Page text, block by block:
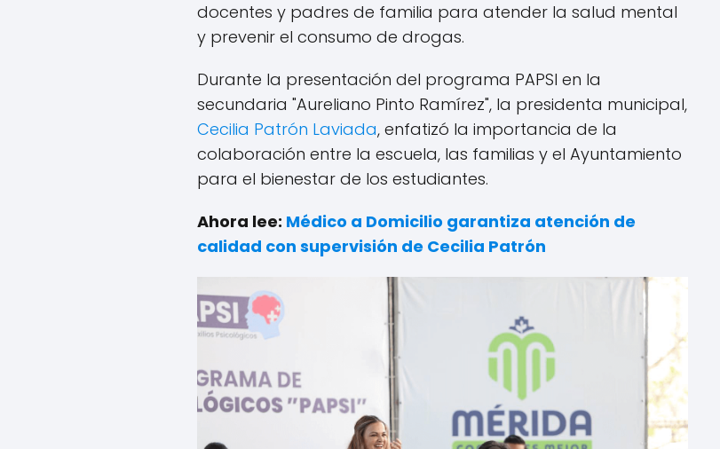
docentes y padres de familia para atender la salud mental
y prevenir el consumo de drogas.
Durante la presentación del programa PAPSI en la
secundaria "Aureliano Pinto Ramírez", la presidenta municipal,
Cecilia Patrón Laviada, enfatizó la importancia de la
colaboración entre la escuela, las familias y el Ayuntamiento
para el bienestar de los estudiantes.
Ahora lee: Médico a Domicilio garantiza atención de
calidad con supervisión de Cecilia Patrón